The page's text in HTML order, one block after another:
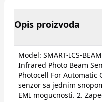
Opis proizvoda
Model: SMART-ICS-
Infrared Photo Beam
Photocell For Automatic
senzor sa jednim
EMI mogucnosti. 2.